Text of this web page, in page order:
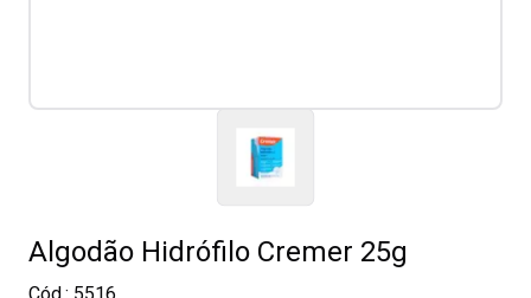
Algodão Hidrófilo Cremer 25g